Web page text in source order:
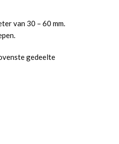
van 30 – 60 mm.
gedeelte